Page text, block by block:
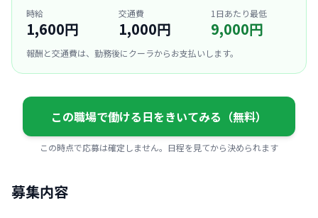
時給
1,600円
交通費
1,000円
1日あたり最低
9,000円
報酬と交通費は、勤務後にクーラからお支払いします。
この職場で働ける日をきいてみる（無料）
この時点で応募は確定しません。日程を見てから決められます
募集内容